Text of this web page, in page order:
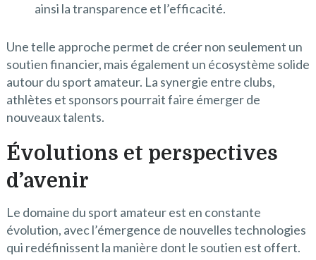
ainsi la transparence et l’efficacité.
Une telle approche permet de créer non seulement un
soutien financier, mais également un écosystème solide
autour du sport amateur. La synergie entre clubs,
athlètes et sponsors pourrait faire émerger de
nouveaux talents.
Évolutions et perspectives
d’avenir
Le domaine du sport amateur est en constante
évolution, avec l’émergence de nouvelles technologies
qui redéfinissent la manière dont le soutien est offert.